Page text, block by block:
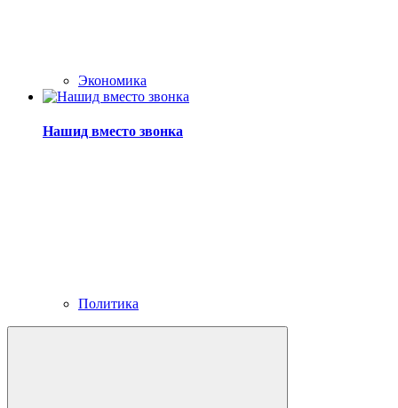
Экономика
Нашид вместо звонка
Политика